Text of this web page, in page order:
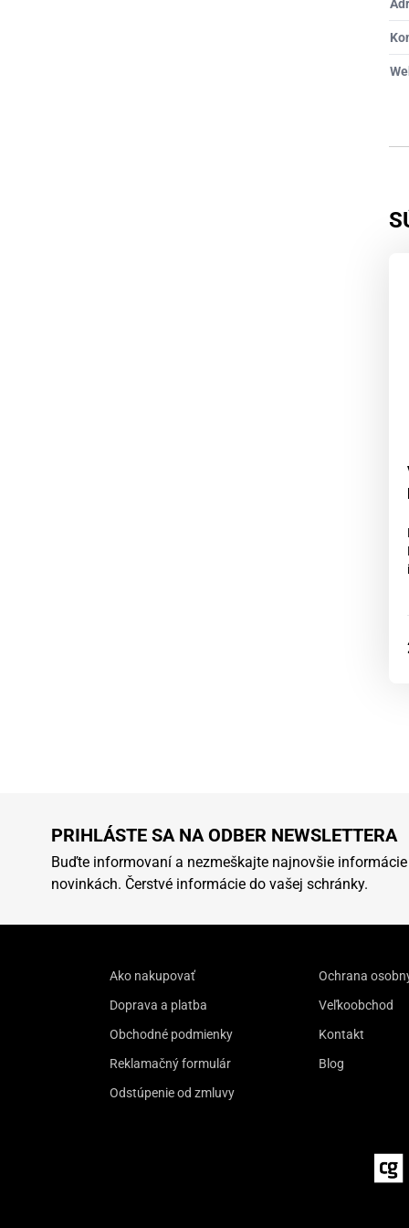
PRIHLÁSTE SA NA ODBER NEWSLETTERA
Buďte informovaní a nezmeškajte najnovšie
novinkách. Čerstvé informácie do vašej schránky.
Ako nakupovať
Doprava a platba
Obchodné podmienky
Reklamačný formulár
Odstúpenie od zmluvy
Ochrana
Veľkoobchod
Kontakt
Blog